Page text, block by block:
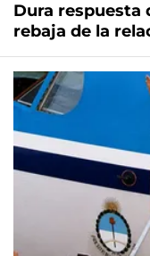
Dura respuesta
rebaja de la